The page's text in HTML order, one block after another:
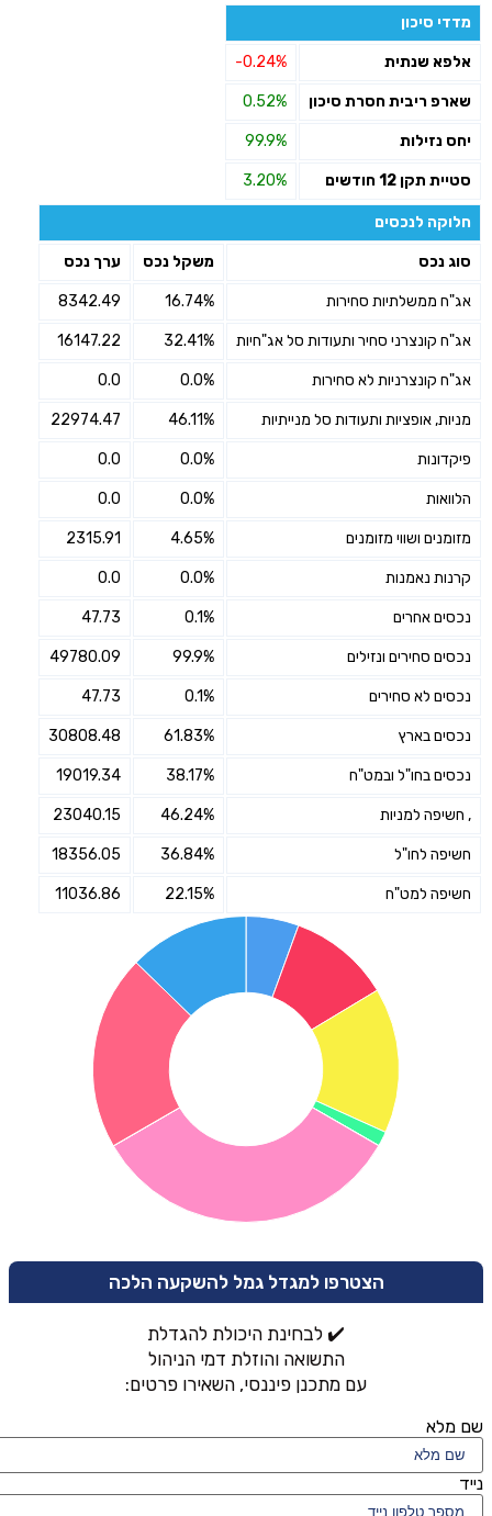
מדדי סיכון
אלפא שנתית -0.24%
שארפ ריבית חסרת סיכון 0.52%
יחס נזילות 99.9%
סטיית תקן 12 חודשים 3.20%
חלוקה לנכסים
סוג נכס משקל נכס ערך נכס
אג"ח ממשלתיות סחירות 16.74%
8342.49
אג"ח קונצרני סחיר ותעודות סל אג"חיות 32.41%
16147.22
אג"ח קונצרניות לא סחירות 0.0%
0.0
מניות, אופציות ותעודות סל מנייתיות 46.11%
22974.47
פיקדונות 0.0%
0.0
הלוואות 0.0%
0.0
מזומנים ושווי מזומנים 4.65%
2315.91
קרנות נאמנות 0.0%
0.0
נכסים אחרים 0.1%
47.73
נכסים סחירים ונזילים 99.9%
49780.09
נכסים לא סחירים 0.1%
47.73
נכסים בארץ 61.83%
30808.48
נכסים בחו"ל ובמט"ח 38.17%
19019.34
, חשיפה למניות 46.24%
23040.15
חשיפה לחו"ל 36.84%
18356.05
חשיפה למט"ח 22.15%
11036.86
הצטרפו למגדל גמל להשקעה הלכה
✔️ לבחינת היכולת להגדלת
התשואה והוזלת דמי הניהול
עם מתכנן פיננסי, השאירו פרטים:
שם מלא
נייד